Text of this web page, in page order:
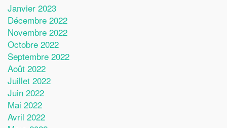
Janvier 2023
Décembre 2022
Novembre 2022
Octobre 2022
Septembre 2022
Août 2022
Juillet 2022
Juin 2022
Mai 2022
Avril 2022